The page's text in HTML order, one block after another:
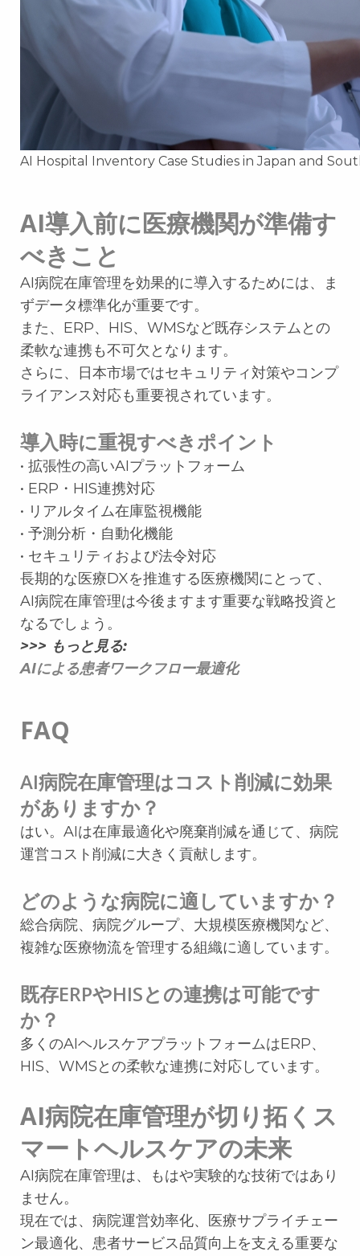
AI Hospital Inventory Case Studies in Japan and
AI導入前に医療機関が準備す
べきこと
AI病院在庫管理を効果的に導入するためには、ま
ずデータ標準化が重要です。
また、ERP、HIS、WMSなど既存システムとの
柔軟な連携も不可欠となります。
さらに、日本市場ではセキュリティ対策やコンプ
ライアンス対応も重要視されています。
導入時に重視すべきポイント
• 拡張性の高いAIプラットフォーム
• ERP・HIS連携対応
• リアルタイム在庫監視機能
• 予測分析・自動化機能
• セキュリティおよび法令対応
長期的な医療DXを推進する医療機関にとって、
AI病院在庫管理は今後ますます重要な戦略投資と
なるでしょう。
>>> もっと見る:
AIによる患者ワークフロー最適化
FAQ
AI病院在庫管理はコスト削減に効果
がありますか？
はい。AIは在庫最適化や廃棄削減を通じて、病院
運営コスト削減に大きく貢献します。
どのような病院に適していますか？
総合病院、病院グループ、大規模医療機関など、
複雑な医療物流を管理する組織に適しています。
既存ERPやHISとの連携は可能です
か？
多くのAIヘルスケアプラットフォームはERP、
HIS、WMSとの柔軟な連携に対応しています。
AI病院在庫管理が切り拓くス
マートヘルスケアの未来
AI病院在庫管理は、もはや実験的な技術ではあり
ません。
現在では、病院運営効率化、医療サプライチェー
ン最適化、患者サービス品質向上を支える重要な